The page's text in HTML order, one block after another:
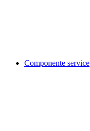
Componente service